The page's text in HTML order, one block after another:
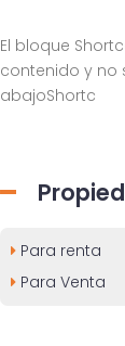
El bloque
contenido y no
abajoShortc
Para renta
Para Venta